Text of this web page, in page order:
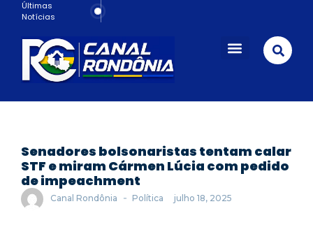
Últimas
Notícias
Senadores bolsonaristas tentam calar
STF e miram Cármen Lúcia com pedido
de impeachment
Canal Rondônia - Política julho 18, 2025